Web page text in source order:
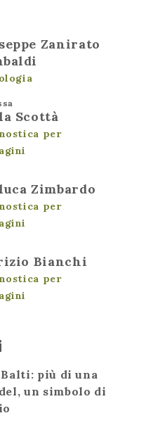
Zanirato
Scottà
per
Zimbardo
per
Bianchi
per
più di una
un simbolo di